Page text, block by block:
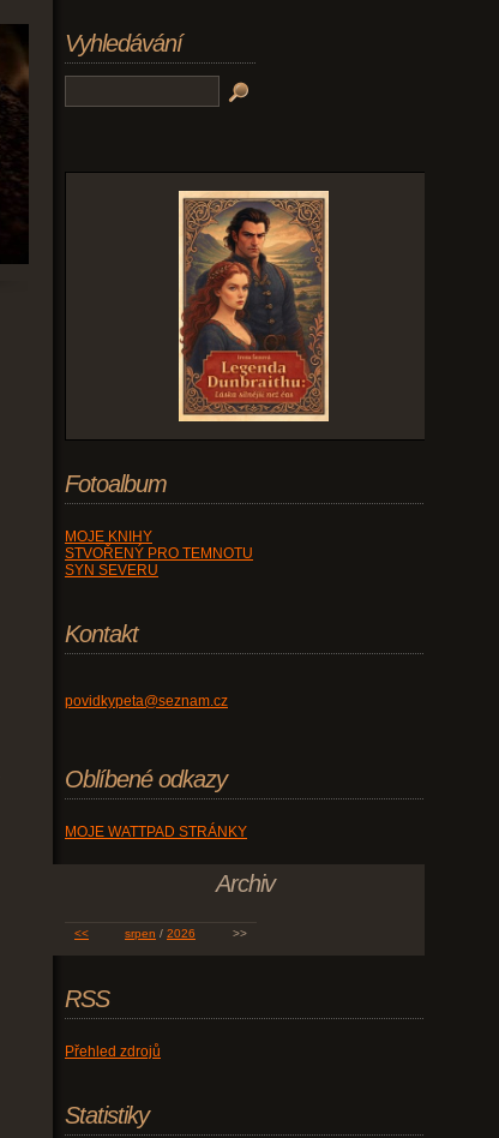
Vyhledávání
Fotoalbum
MOJE KNIHY
STVOŘENÝ PRO TEMNOTU
SYN SEVERU
Kontakt
povidkypeta@seznam.cz
Oblíbené odkazy
MOJE WATTPAD STRÁNKY
Archiv
<< srpen / 2026 >>
RSS
Přehled zdrojů
Statistiky